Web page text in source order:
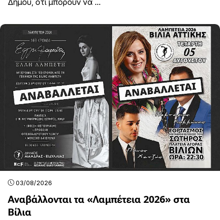
Δήμου, ότι μπορούν να ...
03/08/2026
Αναβάλλονται τα «Λαμπέτεια 2026» στα
Βίλια